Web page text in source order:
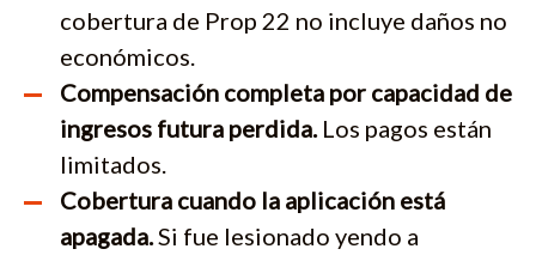
cobertura de Prop 22 no incluye daños no
económicos.
Compensación completa por capacidad de
ingresos futura perdida. Los pagos están
limitados.
Cobertura cuando la aplicación está
apagada.Si fue lesionado yendo a